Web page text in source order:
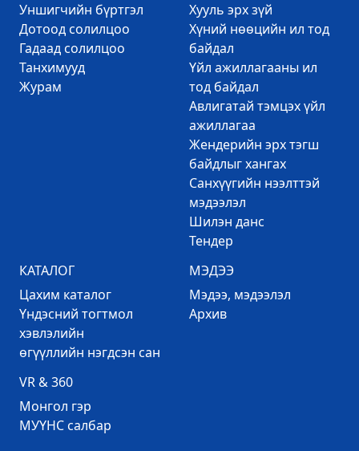
Уншигчийн бүртгэл
Дотоод солилцоо
Гадаад солилцоо
Танхимууд
Журам
Хууль эрх зүй
Хүний нөөцийн ил тод
байдал
Үйл ажиллагааны ил
тод байдал
Авлигатай тэмцэх үйл
ажиллагаа
Жендерийн эрх тэгш
байдлыг хангах
Санхүүгийн нээлттэй
мэдээлэл
Шилэн данс
Тендер
КАТАЛОГ
Цахим каталог
Үндэсний тогтмол
хэвлэлийн
өгүүллийн нэгдсэн сан
МЭДЭЭ
Mэдээ, мэдээлэл
Архив
VR & 360
Mонгол гэр
МУҮНС салбар